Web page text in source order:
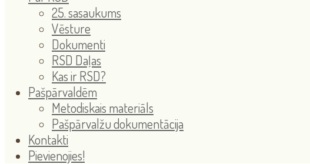
25. sasaukums
Vēsture
Dokumenti
RSD Daļas
Kas ir RSD?
Pašpārvaldēm
Metodiskais materiāls
Pašpārvalžu dokumentācija
Kontakti
Pievienojies!